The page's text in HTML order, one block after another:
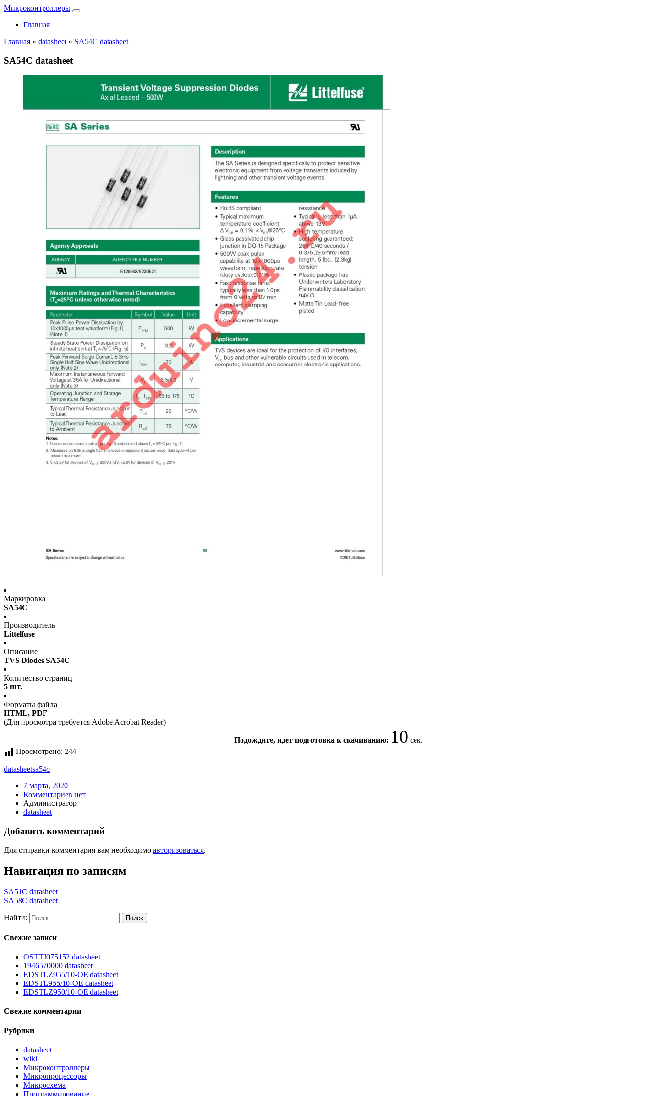
Микроконтроллеры
Главная
Главная » datasheet » SA54C datasheet
SA54C datasheet
Маркировка
SA54C
Производитель
Littelfuse
Описание
TVS Diodes SA54C
Количество страниц
5 шт.
Форматы файла
HTML, PDF
(Для просмотра требуется Adobe Acrobat Reader)
Подождите, идет подготовка к скачиванию: 10 сек.
Просмотрено: 244
datasheetsa54c
7 марта, 2020
Комментариев нет
Администратор
datasheet
Добавить комментарий
Для отправки комментария вам необходимо авторизоваться.
Навигация по записям
SA51C datasheet
SA58C datasheet
Найти:
Свежие записи
OSTTJ075152 datasheet
1946570000 datasheet
EDSTLZ955/10-OE datasheet
EDSTL955/10-OE datasheet
EDSTLZ950/10-OE datasheet
Свежие комментарии
Рубрики
datasheet
wiki
Микроконтроллеры
Микропроцессоры
Микросхема
Программирование